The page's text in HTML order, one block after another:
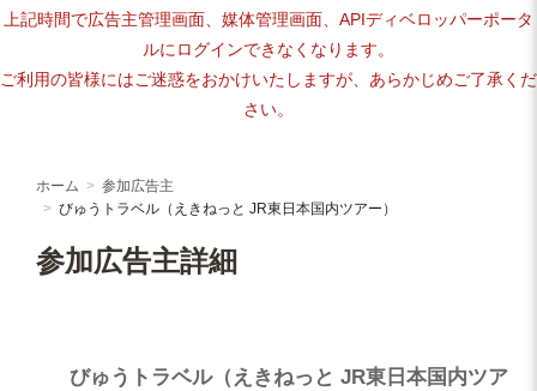
上記時間で広告主管理画面、媒体管理画面、APIディベロッパーポータ
ルにログインできなくなります。
ご利用の皆様にはご迷惑をおかけいたしますが、あらかじめご了承くだ
さい。
ホーム
参加広告主
びゅうトラベル（えきねっと JR東日本国内ツアー）
参加広告主詳細
びゅうトラベル（えきねっと JR東日本国内ツア